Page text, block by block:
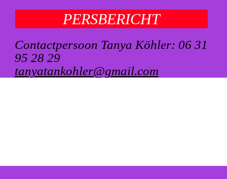
Durf jij het verschil te maken?
Contactpersoon Tanya Köhler: 06 31
95 28 29
tanyatankohler@gmail.com
PERSBERICHT